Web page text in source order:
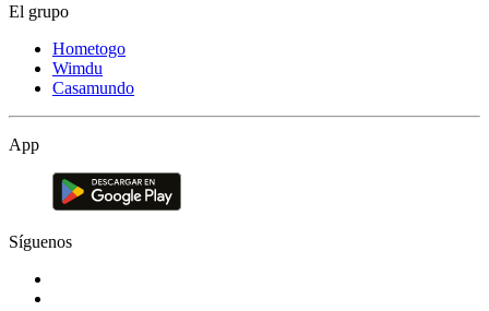
El grupo
Hometogo
Wimdu
Casamundo
App
Síguenos